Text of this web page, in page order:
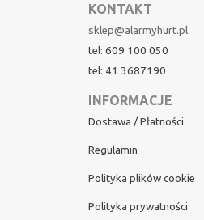
KONTAKT
sklep@alarmyhurt.pl
tel: 609 100 050
tel: 41 3687190
INFORMACJE
Dostawa / Płatności
Regulamin
Polityka plików cookie
Polityka prywatności